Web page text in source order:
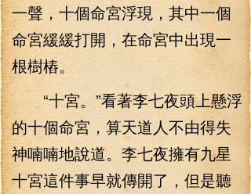
一聲，十個命宮浮現，其中一個
命宮緩緩打開，在命宮中出現一
根樹樁。
“十宮。”看著李七夜頭上懸浮
的十個命宮，算天道人不由得失
神喃喃地說道。李七夜擁有九星
十宮這件事早就傳開了，但是聽